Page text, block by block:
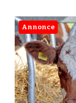
Annonce